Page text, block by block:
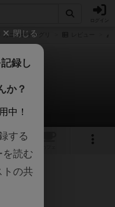
カニハチドングリ
グリ
ー
閉じる
録し
か？
中！
する
を読む
トの共